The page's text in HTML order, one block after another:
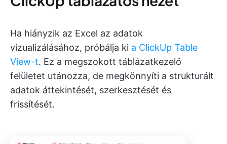
Ha hiányzik az Excel az adatok
vizualizálásához, próbálja ki a ClickUp Table
View-t. Ez a megszokott táblázatkezelő
felületet utánozza, de megkönnyíti a strukturált
adatok áttekintését, szerkesztését és
frissítését.